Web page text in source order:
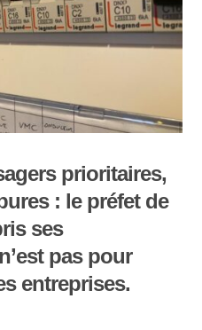
prioritaires,
: le préfet de
ses
pas pour
entreprises.